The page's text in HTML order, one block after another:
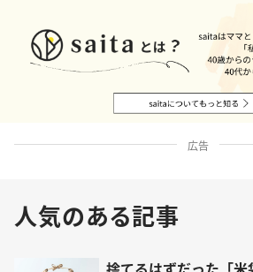
広告
人気のある記事